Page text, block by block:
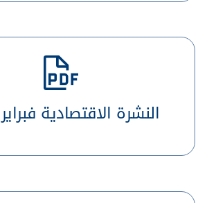
النشرة الاقتصادية فبراير 2026